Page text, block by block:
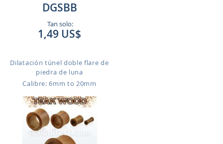
DGSBB
Tan solo:
1,49 US$
Dilatación túnel doble flare de
piedra de luna
Calibre: 6mm to 20mm